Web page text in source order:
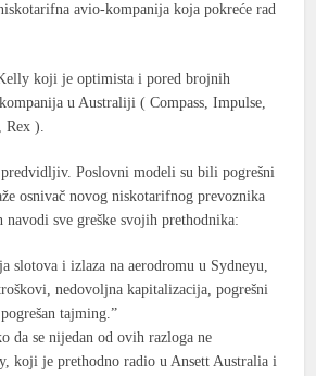
avio-kompanija koja pokreće rad
koji je optimista i pored brojnih
u Australiji (Compass, Impulse,
Rex ).
predvidljiv. Poslovni modeli su bili pogrešni
osnivač novog niskotarifnog prevoznika
sve greške svojih prethodnika:
slotova i izlaza na aerodromu u Sydneyu,
nedovoljna kapitalizacija, pogrešni
tajming.”
da se nijedan od ovih razloga ne
koji je prethodno radio u Ansett Australia i